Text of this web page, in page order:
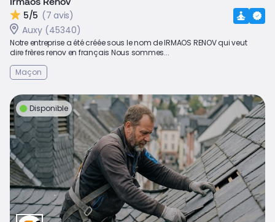
5/5 (7 avis)
Auxy (45340)
Notre entreprise a été créée sous le nom de IRMAOS RENOV qui veut
dire frères renov en français Nous sommes...
Maçon
Disponible